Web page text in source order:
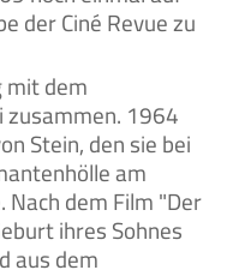
der Ciné Revue zu
dem
zusammen. 1964
Stein, den sie bei
am
dem Film "Der
ihres Sohnes
aus dem